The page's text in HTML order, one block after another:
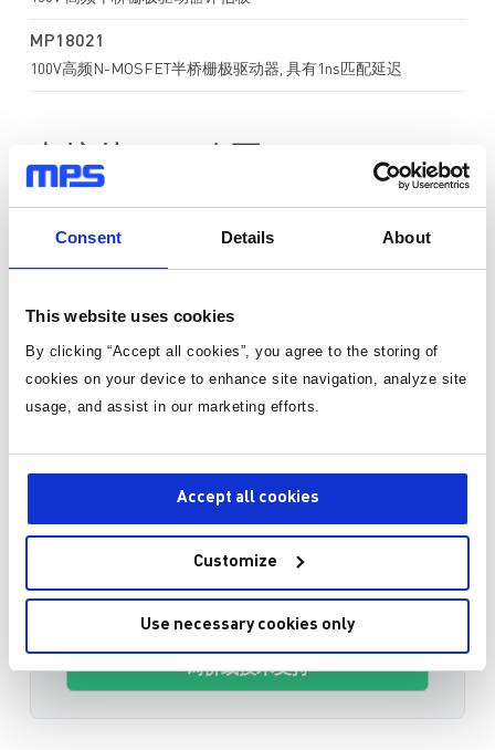
Consent Details About
This website uses cookies
By clicking “Accept all cookies”, you agree to the storing of
cookies on your device to enhance site navigation, analyze site
usage, and assist in our marketing efforts.
Accept all cookies
Customize
Use necessary cookies only
MP18021
100V高频N-MOSFET半桥栅极驱动器, 具有1ns匹配延迟
直接从MPS购买
标准定价
有货
数量
加入购物车
询价或技术支持